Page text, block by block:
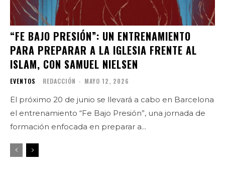
“FE BAJO PRESIÓN”: UN ENTRENAMIENTO
PARA PREPARAR A LA IGLESIA FRENTE AL
ISLAM, CON SAMUEL NIELSEN
EVENTOS REDACCIÓN - MAYO 12, 2026
El próximo 20 de junio se llevará a cabo en Barcelona
el entrenamiento “Fe Bajo Presión”, una jornada de
formación enfocada en preparar a...